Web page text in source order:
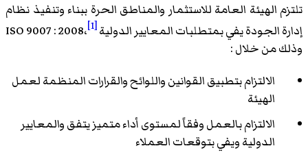
تلتزم الهيئة العامة للاستثمار والمناطق الحرة ببناء وتنفيذ نظام
إدارة الجودة يفي بمتطلبات المعايير الدولية ISO 9007 : 2008،[1]
وذلك من خلال :
الالتزام بتطبيق القوانين واللوائح والقرارات المنظمة لعمل
الهيئة
الالتزام بالعمل وفقاً لمستوى أداء متميز يتفق والمعايير
الدولية ويفي بتوقعات العملاء